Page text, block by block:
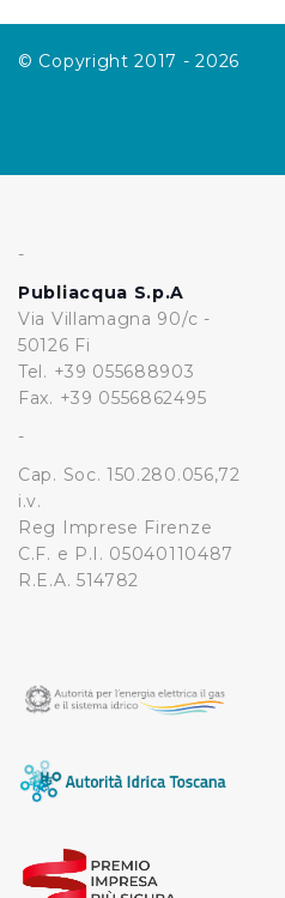
© Copyright 2017 - 2026
-
Publiacqua S.p.A
Via Villamagna 90/c -
50126 Fi
Tel. +39 055688903
Fax. +39 0556862495
-
Cap. Soc. 150.280.056,72
i.v.
Reg Imprese Firenze
C.F. e P.I. 05040110487
R.E.A. 514782